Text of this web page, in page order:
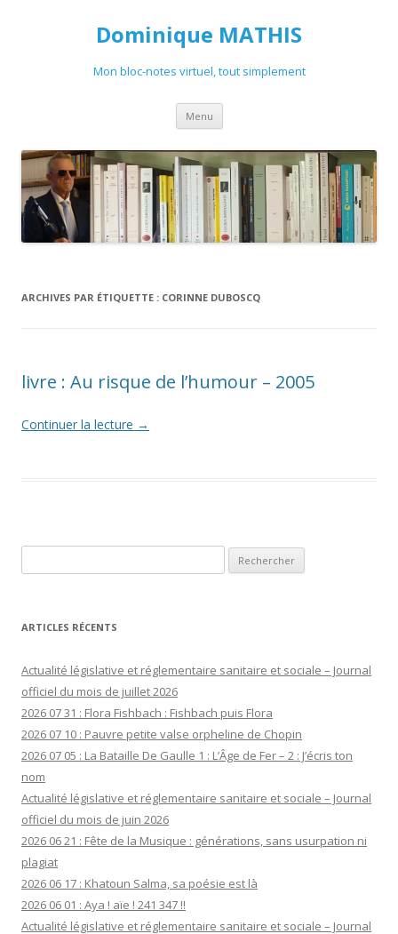
Dominique MATHIS
Mon bloc-notes virtuel, tout simplement
Menu Aller
contenu
ARCHIVES PAR ÉTIQUETTE : CORINNE DUBOSCQ
livre : Au risque de l’humour – 2005
Continuer la lecture →
ARTICLES RÉCENTS
Actualité législative et réglementaire sanitaire et sociale – Journal
officiel du mois de juillet 2026
2026 07 31 : Flora Fishbach : Fishbach puis Flora
2026 07 10 : Pauvre petite valse orpheline de Chopin
2026 07 05 : La Bataille De Gaulle 1 : L’Âge de Fer – 2 : J’écris ton
nom
Actualité législative et réglementaire sanitaire et sociale – Journal
officiel du mois de juin 2026
2026 06 21 : Fête de la Musique : générations, sans usurpation ni
plagiat
2026 06 17 : Khatoun Salma, sa poésie est là
2026 06 01 : Aya ! aïe ! 241 347 !!
Actualité législative et réglementaire sanitaire et sociale – Journal